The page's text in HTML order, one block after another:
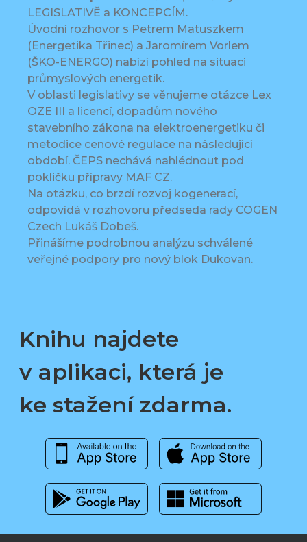
LEGISLATIVĚ a KONCEPCÍM.
Úvodní rozhovor s Petrem Matuszkem
(Energetika Třinec) a Jaromírem Vorlem
(ŠKO-ENERGO) nabízí pohled na situaci
průmyslových energetik.
V oblasti legislativy se věnujeme otázce Lex
OZE III a licencí, dopadům nového
stavebního zákona na elektroenergetiku či
metodice cenové regulace na následující
období. ČEPS nechává nahlédnout pod
pokličku přípravy MAF CZ.
Na otázku, co brzdí rozvoj kogenerací,
odpovídá v rozhovoru předseda rady COGEN
Czech Lukáš Dobeš.
Přinášíme podrobnou analýzu schválené
veřejné podpory pro nový blok Dukovan.
Knihu najdete
v aplikaci, která je
ke stažení zdarma.